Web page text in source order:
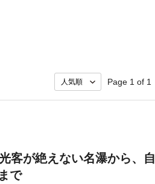
Page 1 of 1
客が絶えない名瀑から、自
で